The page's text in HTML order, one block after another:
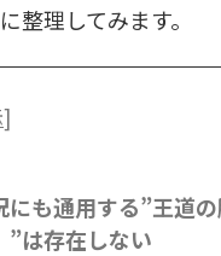
整理してみます。
]
にも通用する”王道
”は存在しない